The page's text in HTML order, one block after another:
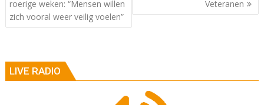
roerige weken: “Mensen willen
zich vooral weer veilig voelen”
Veteranen
LIVE RADIO